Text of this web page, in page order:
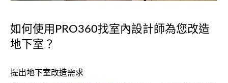
如何使用PRO360找室內設計師為您改造
地下室？
提出地下室改造需求